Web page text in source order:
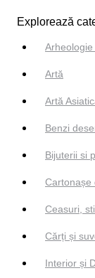
Explorează
Artă
Artă
Benzi
Bijuterii si
Cartonașe
Ceasuri,
Cărți și
Interior și